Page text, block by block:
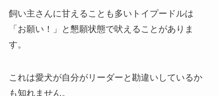
飼い主さんに甘えることも多いトイプードルは
「お願い！」と懇願状態で吠えることがありま
す。
これは愛犬が自分がリーダーと勘違いしているか
も知れません。